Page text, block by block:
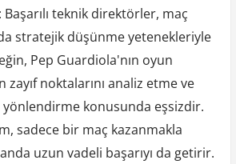
Başarılı teknik direktörler, maç
stratejik düşünme yetenekleriyle
Pep Guardiola'nın oyun
zayıf noktalarını analiz etme ve
yönlendirme konusunda eşsizdir.
sadece bir maç kazanmakla
uzun vadeli başarıyı da getirir.